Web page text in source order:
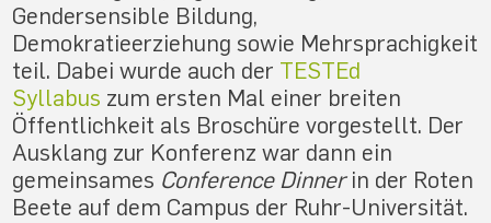
Gendersensible Bildung,
Demokratieerziehung sowie Mehrsprachigkeit
teil. Dabei wurde auch der TESTEd
Syllabus zum ersten Mal einer breiten
Öffentlichkeit als Broschüre vorgestellt. Der
Ausklang zur Konferenz war dann ein
gemeinsames Conference Dinnerin der Roten
Beete auf dem Campus der Ruhr-Universität.